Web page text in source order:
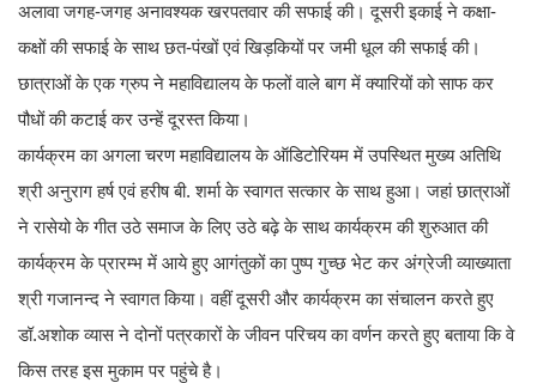
अलावा जगह-जगह अनावश्यक खरपतवार की सफाई की। दूसरी इकाई ने कक्षा-
कक्षों की सफाई के साथ छत-पंखों एवं खिड़कियों पर जमी धूल की सफाई की।
छात्राओं के एक ग्रुप ने महाविद्यालय के फलों वाले बाग में क्यारियों को साफ कर
पौधों की कटाई कर उन्हें दूरस्त किया।
कार्यक्रम का अगला चरण महाविद्यालय के ऑडिटोरियम में उपस्थित मुख्य अतिथि
श्री अनुराग हर्ष एवं हरीष बी. शर्मा के स्वागत सत्कार के साथ हुआ। जहां छात्राओं
ने रासेयो के गीत उठे समाज के लिए उठे बढ़े के साथ कार्यक्रम की शुरुआत की
कार्यक्रम के प्रारम्भ में आये हुए आगंतुकों का पुष्प गुच्छ भेट कर अंग्रेजी व्याख्याता
श्री गजानन्द ने स्वागत किया। वहीं दूसरी और कार्यक्रम का संचालन करते हुए
डॉ.अशोक व्यास ने दोनों पत्रकारों के जीवन परिचय का वर्णन करते हुए बताया कि वे
किस तरह इस मुकाम पर पहुंचे है।